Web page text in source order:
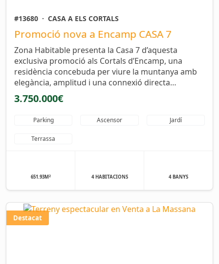
#13680 · CASA A ELS CORTALS
Promoció nova a Encamp CASA 7
Zona Habitable presenta la Casa 7 d’aquesta
exclusiva promoció als Cortals d’Encamp, una
residència concebuda per viure la muntanya amb
elegància, amplitud i una connexió directa…
3.750.000€
Parking Ascensor Jardí
Terrassa
651.93M2 4 HABITACIONS 4 BANYS
Destacat